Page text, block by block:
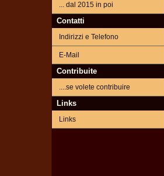
... dal 2015 in poi
Contatti
Indirizzi e Telefono
E-Mail
Contribuite
....se volete contribuire
Links
Links